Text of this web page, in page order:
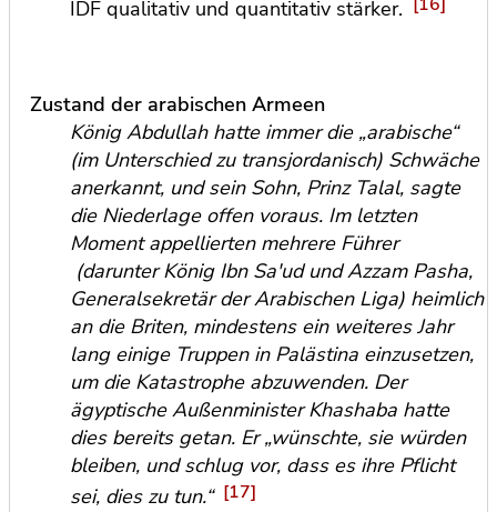
IDF qualitativ und quantitativ stärker.
Zustand der arabischen Armeen
König Abdullah hatte immer die „arabische“
(im Unterschied zu transjordanisch) Schwäche
anerkannt, und sein Sohn, Prinz Talal, sagte
die Niederlage offen voraus. Im letzten
Moment appellierten mehrere Führer
(darunter König Ibn Sa'ud und Azzam Pasha,
Generalsekretär der Arabischen Liga) heimlich
an die Briten, mindestens ein weiteres Jahr
lang einige Truppen in Palästina einzusetzen,
um die Katastrophe abzuwenden. Der
ägyptische Außenminister Khashaba hatte
dies bereits getan. Er „wünschte, sie würden
bleiben, und schlug vor, dass es ihre Pflicht
sei, dies zu tun.“ [17]